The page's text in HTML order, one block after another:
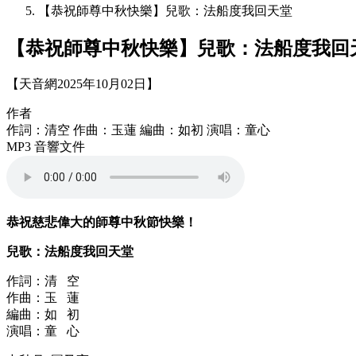
【恭祝師尊中秋快樂】兒歌：法船度我回天堂
【恭祝師尊中秋快樂】兒歌：法船度我回
【天音網2025年10月02日】
作者
作詞：清空 作曲：玉蓮 編曲：如初 演唱：童心
MP3 音響文件
恭祝慈悲偉大的師尊中秋節快樂！
兒歌：法船度我回天堂
作詞：清 空
作曲：玉 蓮
編曲：如 初
演唱：童 心